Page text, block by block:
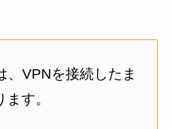
、VPNを接続したま
す。